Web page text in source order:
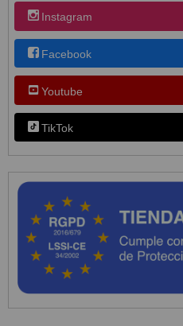
Instagram
Facebook
Youtube
TikTok